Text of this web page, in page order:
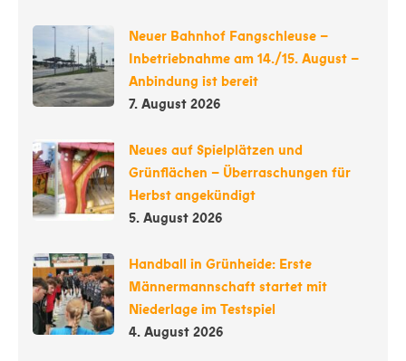
Neuer Bahnhof Fangschleuse –
Inbetriebnahme am 14./15. August –
Anbindung ist bereit
7. August 2026
Neues auf Spielplätzen und
Grünflächen – Überraschungen für
Herbst angekündigt
5. August 2026
Handball in Grünheide: Erste
Männermannschaft startet mit
Niederlage im Testspiel
4. August 2026